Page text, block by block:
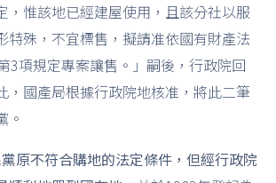
，惟該地已經建屋使用，且該分社以服
殊，不宜標售，擬請准依國有財產法
3項規定專案讓售。」嗣後，行政院回
，國產局根據行政院地核准，將此二筆
。
原不符合購地的法定條件，但經行政院